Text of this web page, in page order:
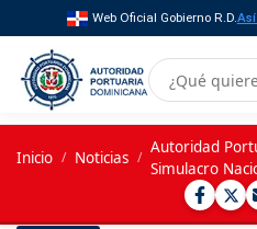
Web Oficial Gobierno R.D.
Inicio / Noticias /
Autoridad
Simulacro